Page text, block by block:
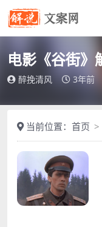
电影《谷街》
醉挽清风 3年前
当前位置： 首页